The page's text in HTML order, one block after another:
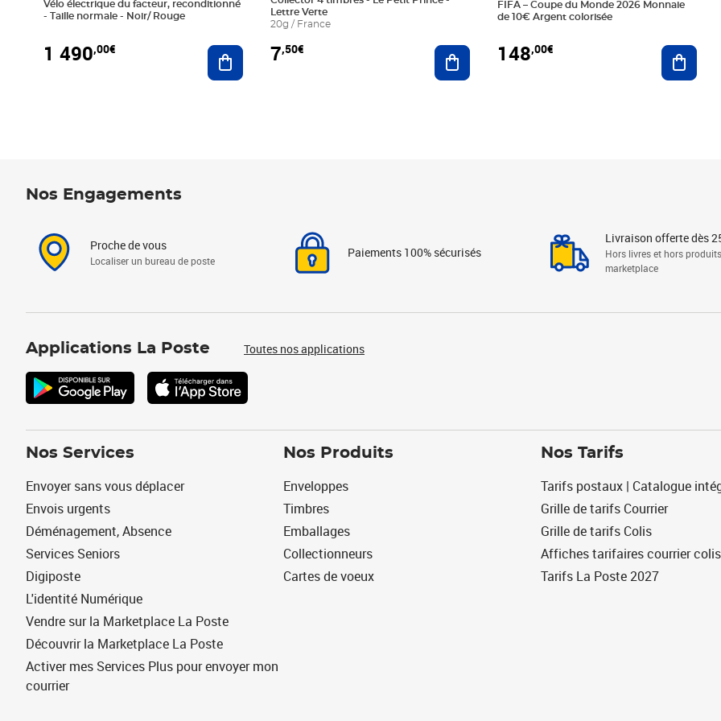
Vélo électrique du facteur, reconditionné
- Taille normale - Noir/ Rouge
1 490,00€ Ajouter au panier
Lettre Verte
20g / France
7,50€ Ajouter au panier
FIFA – Coupe du Monde 2026 Monnaie
de 10€ Argent colorisée
148,00€
Nos Engagements
Proche de vous
Localiser un bureau de poste
Paiements 100% sécurisés
Livraison offerte dès
Hors livres et hors produits
marketplace
Applications La Poste Toutes nos applications
Nos Services
Envoyer sans vous déplacer
Envois urgents
Déménagement, Absence
Services Seniors
Digiposte
L'identité Numérique
Vendre sur la Marketplace La Poste
Découvrir la Marketplace La Poste
Activer mes Services Plus pour envoyer mon
courrier
Nos Produits
Enveloppes
Timbres
Emballages
Collectionneurs
Cartes de voeux
Nos Tarifs
Tarifs postaux | Catalogue
Grille de tarifs Courrier
Grille de tarifs Colis
Affiches tarifaires courrier colis
Tarifs La Poste 2027